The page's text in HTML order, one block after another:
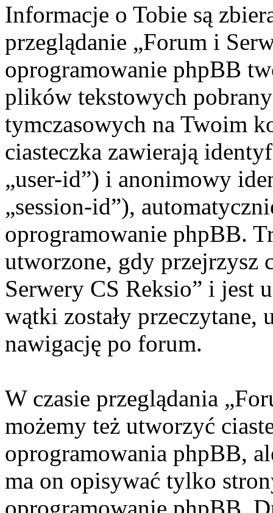
Informacje o Tobie są
przeglądanie „Forum i
oprogramowanie phpBB
plików tekstowych
tymczasowych na Twoim
ciasteczka zawierają
„user-id”) i anonimowy
„session-id”),
oprogramowanie phpBB.
utworzone, gdy przejrzysz
Serwery CS Reksio” i jest
wątki zostały przeczytane,
nawigację po forum.
W czasie przeglądania
możemy też utworzyć
oprogramowania phpBB,
ma on opisywać tylko
oprogramowanie phpBB.